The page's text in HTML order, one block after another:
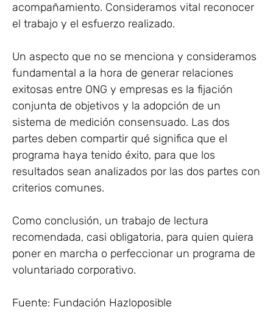
acompañamiento. Consideramos vital reconocer
el trabajo y el esfuerzo realizado.
Un aspecto que no se menciona y consideramos
fundamental a la hora de generar relaciones
exitosas entre ONG y empresas es la fijación
conjunta de objetivos y la adopción de un
sistema de medición consensuado. Las dos
partes deben compartir qué significa que el
programa haya tenido éxito, para que los
resultados sean analizados por las dos partes con
criterios comunes.
Como conclusión, un trabajo de lectura
recomendada, casi obligatoria, para quien quiera
poner en marcha o perfeccionar un programa de
voluntariado corporativo.
Fuente: Fundación Hazloposible